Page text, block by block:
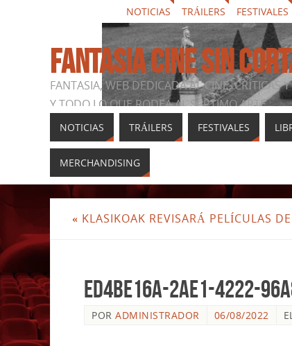
NOTICIAS TRÁILERS FESTIVALES
FANTASIA CINE SIN
FANTASIA, WEB DEDICADA AL CINE, CRÍTICAS
Y TODO LO QUE RODEA AL SÉPTIMO ARTE
NOTICIAS TRÁILERS FESTIVALES
MERCHANDISING
« KLASIKOAK REVISARÁ PELÍCULAS
ed4be16a-2ae1-4222-
POR ADMINISTRADOR 06/08/2022